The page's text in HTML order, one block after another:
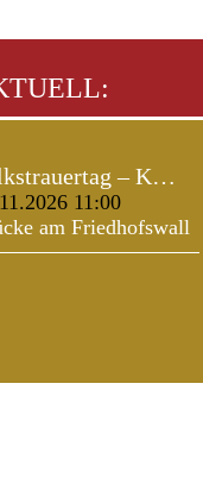
– K…
11:00
am Friedhofswall